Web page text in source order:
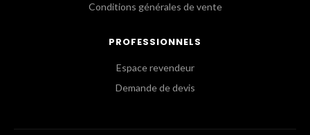
Conditions générales de vente
PROFESSIONNELS
Espace revendeur
Demande de devis